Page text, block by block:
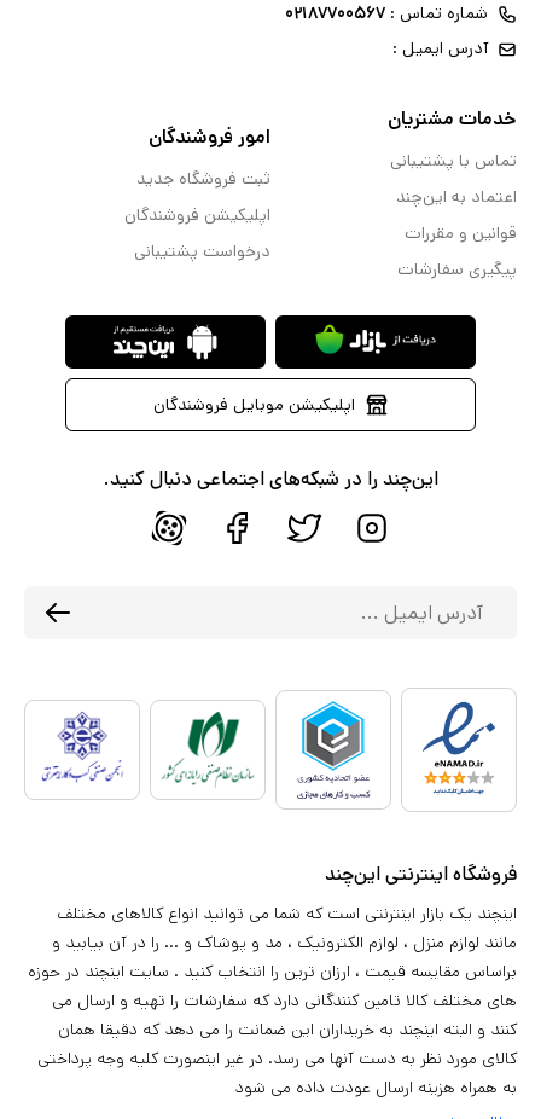
شماره تماس : ۰۲۱۸۷۷۰۰۵۶۷
آدرس ایمیل :
خدمات مشتریان
تماس با پشتیبانی
اعتماد به این‌چند
قوانین و مقررات
پیگیری سفارشات
امور فروشندگان
ثبت فروشگاه جدید
اپلیکیشن فروشندگان
درخواست پشتیبانی
اپلیکیشن موبایل فروشندگان
این‌چند را در شبکه‌های اجتماعی دنبال کنید.
فروشگاه اینترنتی این‌چند
اینچند یک بازار اینترنتی است که شما می توانید انواع کالاهای مختلف
مانند لوازم منزل ، لوازم الکترونیک ، مد و پوشاک و ... را در آن بیابید و
براساس مقایسه قیمت ، ارزان ترین را انتخاب کنید . سایت اینچند در حوزه
های مختلف کالا تامین کنندگانی دارد که سفارشات را تهیه و ارسال می
کنند و البته اینچند به خریداران این ضمانت را می دهد که دقیقا همان
کالای مورد نظر به دست آنها می رسد. در غیر اینصورت کلیه وجه پرداختی
به همراه هزینه ارسال عودت داده می شود